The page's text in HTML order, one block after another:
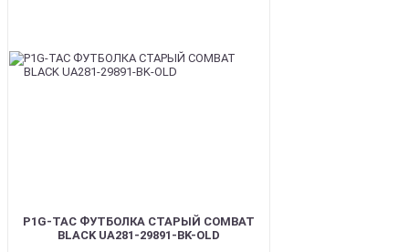
P1G-TAC ФУТБОЛКА СТАРЫЙ COMBAT
BLACK UA281-29891-BK-OLD